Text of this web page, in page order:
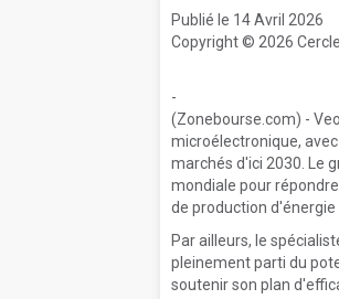
Publié le 14 Avril 2026
Copyright © 2026
-
(Zonebourse.com) -
microélectronique,
marchés d'ici 2030. Le
mondiale pour
de production
Par ailleurs, le
pleinement parti du
soutenir son plan